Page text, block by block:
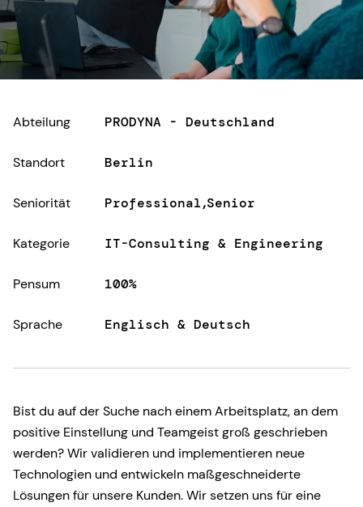
Abteilung PRODYNA - Deutschland
Standort Berlin
Seniorität Professional Senior
Kategorie IT-Consulting & Engineering
Pensum 100%
Sprache Englisch & Deutsch
Bist du auf der Suche nach einem Arbeitsplatz, an dem
positive Einstellung und Teamgeist groß geschrieben
werden? Wir validieren und implementieren neue
Technologien und entwickeln maßgeschneiderte
Lösungen für unsere Kunden. Wir setzen uns für eine